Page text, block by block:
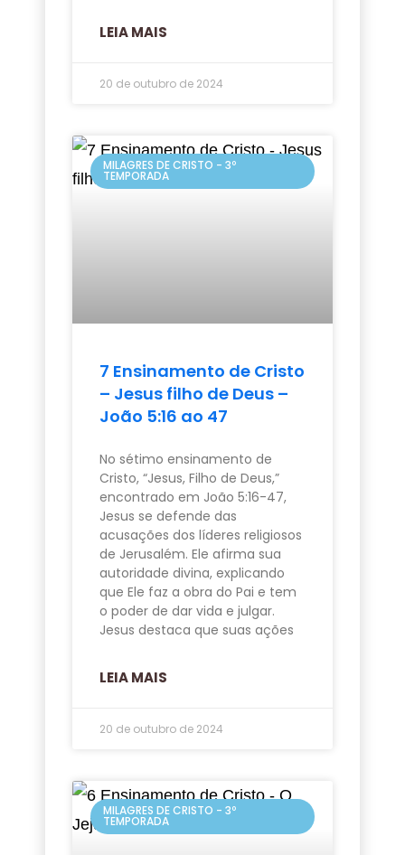
LEIA MAIS
20 de outubro de 2024
MILAGRES DE CRISTO - 3º
TEMPORADA
7 Ensinamento de Cristo
– Jesus filho de Deus –
João 5:16 ao 47
No sétimo ensinamento de
Cristo, “Jesus, Filho de Deus,”
encontrado em João 5:16-47,
Jesus se defende das
acusações dos líderes religiosos
de Jerusalém. Ele afirma sua
autoridade divina, explicando
que Ele faz a obra do Pai e tem
o poder de dar vida e julgar.
Jesus destaca que suas ações
LEIA MAIS
20 de outubro de 2024
MILAGRES DE CRISTO - 3º
TEMPORADA